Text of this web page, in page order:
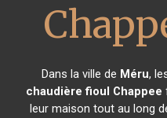
Dans la ville de Méru,
chaudière fioul Chappee
leur maison tout au long